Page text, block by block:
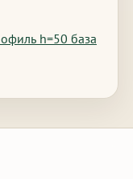
h=50 база